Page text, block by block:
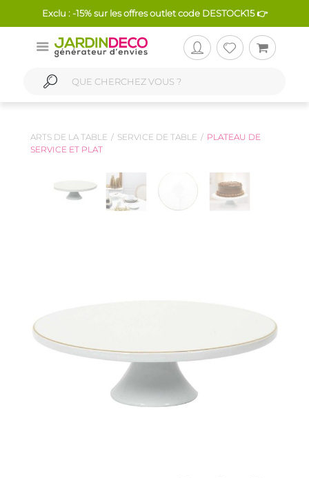
Exclu : -15% sur les offres outlet code DESTOCK15 👉
ARTS DE LA TABLE SERVICE DE TABLE
PLATEAU DE
SERVICE ET PLAT